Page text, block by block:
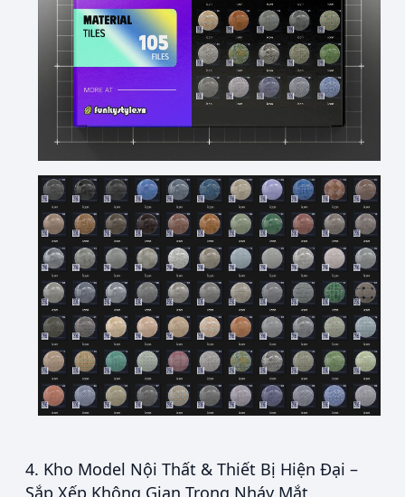
4. Kho Model Nội Thất & Thiết Bị Hiện Đại –
Sắp Xếp Không Gian Trong Nháy Mắt